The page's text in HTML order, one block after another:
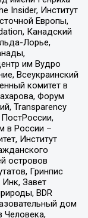
Insider, Институт
Европы,
Канадский
Лорье,
им Вудро
Всеукраинский
комитет в
Форум
Transparеncy
в России –
Институт
островов
Гринпис
Завет
BDR
дом
Человека,